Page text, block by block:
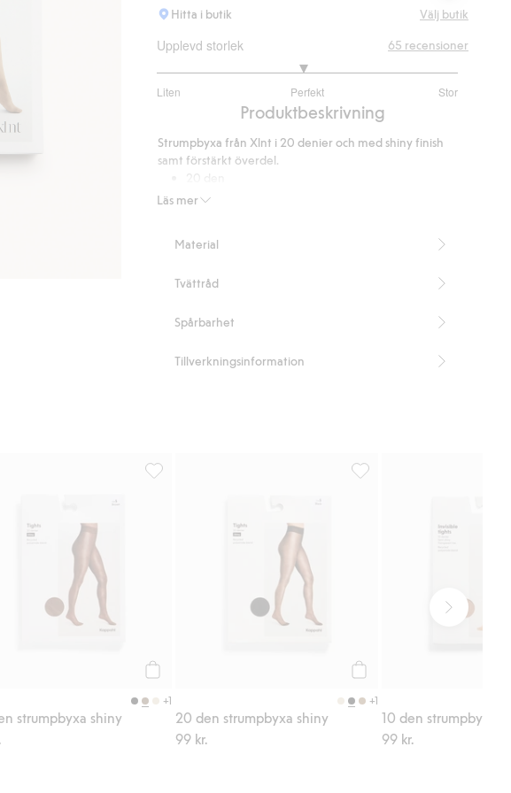
Hitta i butik Välj butik
Upplevd storlek
Liten Perfekt Stor
utav
43
betyg
65 recensioner
Produktbeskrivning
Läs mer
Strumpbyxa från Xlnt i 20 denier och med shiny finish
samt förstärkt överdel.
Glansiga
Innehåller 50% återvunnen polyamid.
Blended Recycled Polyamide
Material
Tvättråd
Spårbarhet
Tillverkningsinformation
+1
strumpbyxa shiny
+1
20 den strumpbyxa shiny
99 kr.
10 den strumpbyxa
99 kr.